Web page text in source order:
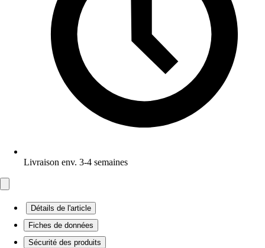
Livraison env. 3-4 semaines
Détails de l'article
Fiches de données
Sécurité des produits